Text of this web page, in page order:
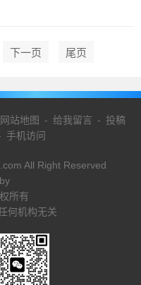
下一页 尾页
网站地图 - 给我留言 - 投稿
手机访问
All Right Reserved
所有
何机构无关